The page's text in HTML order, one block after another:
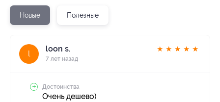
Новые Полезные
l
loon s.
7 лет назад
★ ★ ★ ★ ★
Достоинства
Очень дешево)